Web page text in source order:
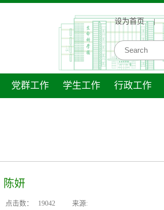
设为首页 |
党群工作 学生工作 行政工作
陈妍
点击数： 19042 来源: